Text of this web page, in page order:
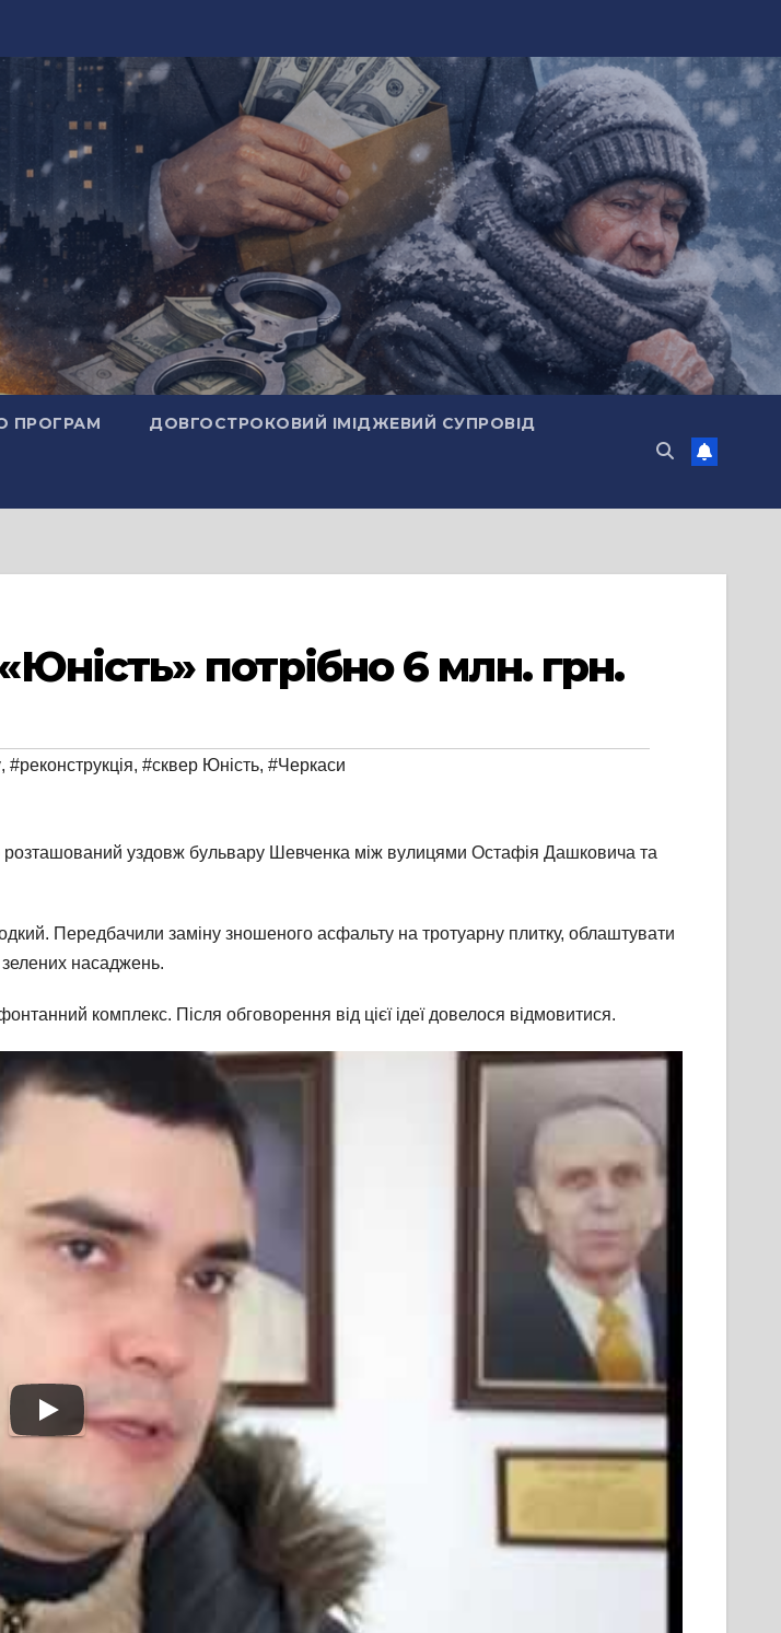
ПРОГРАМ ДОВГОСТРОКОВИЙ ІМІДЖЕВИЙ СУПРОВІД
потрібно 6 млн. грн.
, #реконструкція, #сквер Юність, #Черкаси
розташований уздовж бульвару Шевченка між вулицями Остафія Дашковича та
Передбачили заміну зношеного асфальту на тротуарну плитку, облаштувати
насаджень.
комплекс. Після обговорення від цієї ідеї довелося відмовитися.